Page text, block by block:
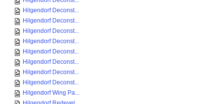
Hilgendorf Deconst...
Hilgendorf Deconst...
Hilgendorf Deconst...
Hilgendorf Deconst...
Hilgendorf Deconst...
Hilgendorf Deconst...
Hilgendorf Deconst...
Hilgendorf Deconst...
Hilgendorf Wing Pa...